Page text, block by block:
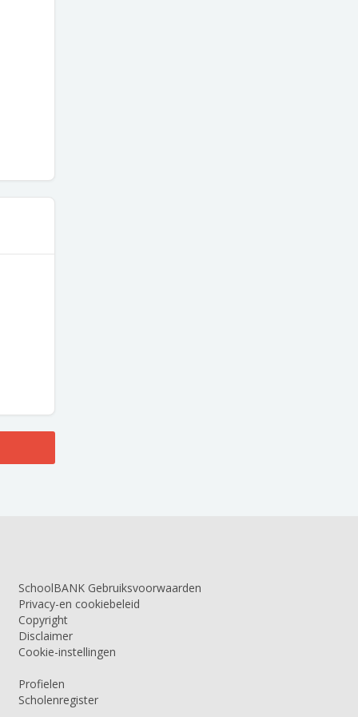
SchoolBANK Gebruiksvoorwaarden
Privacy-en cookiebeleid
Copyright
Disclaimer
Cookie-instellingen
Profielen
Scholenregister